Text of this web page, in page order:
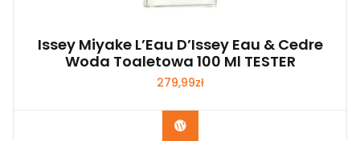
Issey Miyake L’Eau D’Issey Eau & Cedre
Woda Toaletowa 100 Ml TESTER
279,99zł
Zobacz